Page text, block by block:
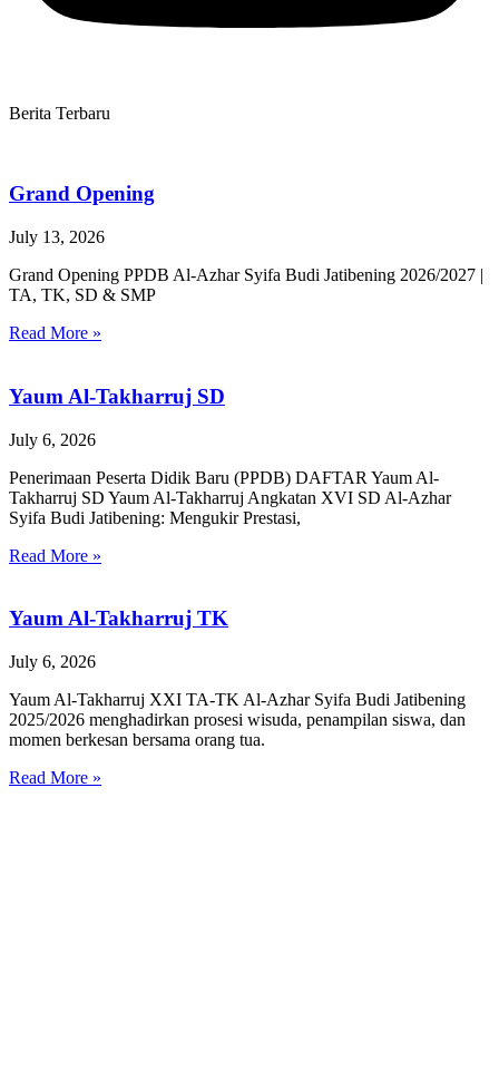
Berita Terbaru
Grand Opening
July 13, 2026
Grand Opening PPDB Al-Azhar Syifa Budi Jatibening 2026/2027 |
TA, TK, SD & SMP
Read More »
Yaum Al-Takharruj SD
July 6, 2026
Penerimaan Peserta Didik Baru (PPDB) DAFTAR Yaum Al-
Takharruj SD Yaum Al-Takharruj Angkatan XVI SD Al-Azhar
Syifa Budi Jatibening: Mengukir Prestasi,
Read More »
Yaum Al-Takharruj TK
July 6, 2026
Yaum Al-Takharruj XXI TA-TK Al-Azhar Syifa Budi Jatibening
2025/2026 menghadirkan prosesi wisuda, penampilan siswa, dan
momen berkesan bersama orang tua.
Read More »